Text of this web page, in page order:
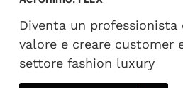
Diventa un professionista
valore e creare customer
settore fashion luxury